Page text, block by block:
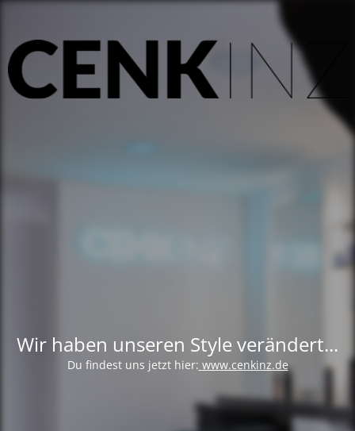
Wir haben unseren Style verändert...
Du findest uns jetzt hier: www.cenkinz.de